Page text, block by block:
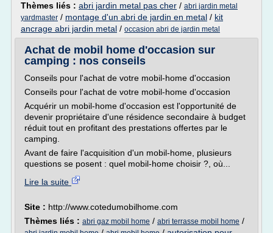
Thèmes liés : abri jardin metal pas cher / abri jardin metal
yardmaster / montage d'un abri de jardin en metal / kit
ancrage abri jardin metal / occasion abri de jardin metal
Achat de mobil home d'occasion sur
camping : nos conseils
Conseils pour l'achat de votre mobil-home d'occasion
Conseils pour l'achat de votre mobil-home d'occasion
Acquérir un mobil-home d'occasion est l'opportunité de
devenir propriétaire d'une résidence secondaire à budget
réduit tout en profitant des prestations offertes par le
camping.
Avant de faire l'acquisition d'un mobil-home, plusieurs
questions se posent : quel mobil-home choisir ?, où...
Lire la suite
Site : http://www.cotedumobilhome.com
Thèmes liés : abri gaz mobil home / abri terrasse mobil home /